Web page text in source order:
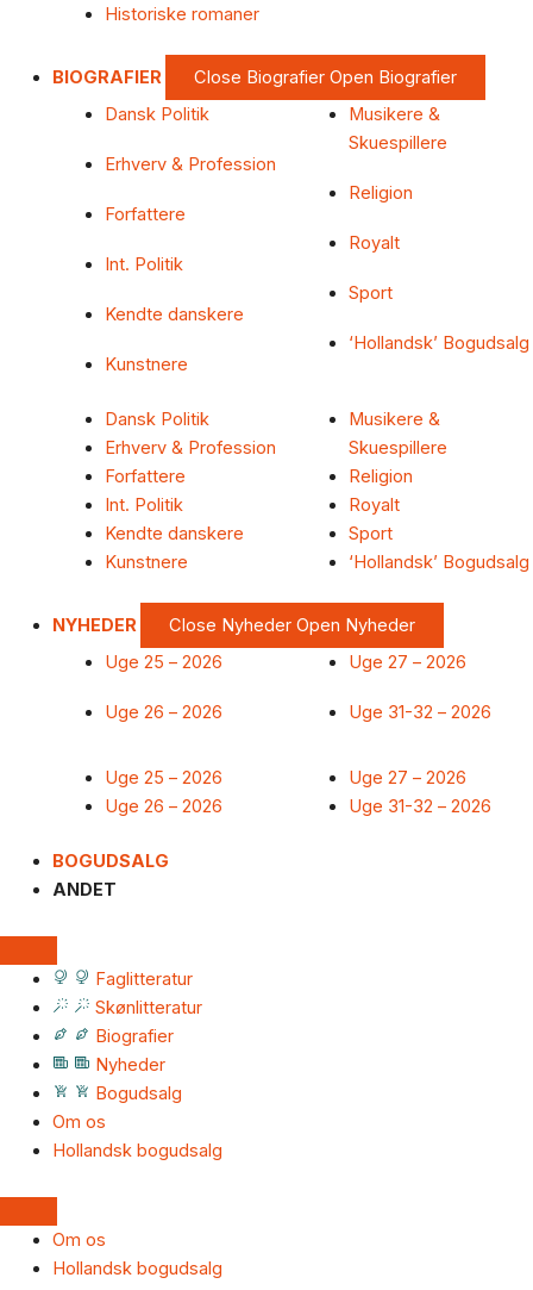
Historiske romaner
BIOGRAFIER Close Biografier Open Biografier
Dansk Politik
Erhverv & Profession
Forfattere
Int. Politik
Kendte danskere
Kunstnere
Musikere &
Skuespillere
Religion
Royalt
Sport
‘Hollandsk’ Bogudsalg
Dansk Politik
Erhverv & Profession
Forfattere
Int. Politik
Kendte danskere
Kunstnere
Musikere &
Skuespillere
Religion
Royalt
Sport
‘Hollandsk’ Bogudsalg
NYHEDER Close Nyheder Open Nyheder
Uge 25 – 2026
Uge 26 – 2026
Uge 27 – 2026
Uge 31-32 – 2026
Uge 25 – 2026
Uge 26 – 2026
Uge 27 – 2026
Uge 31-32 – 2026
BOGUDSALG
ANDET
Faglitteratur
Skønlitteratur
Biografier
Nyheder
Bogudsalg
Om os
Hollandsk bogudsalg
Om os
Hollandsk bogudsalg